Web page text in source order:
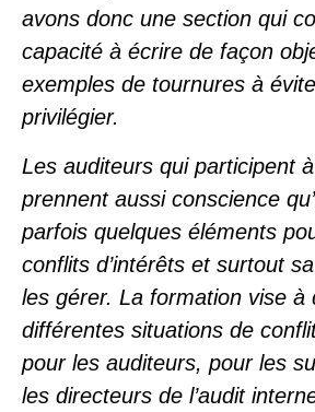
avons donc une section qui
capacité à écrire de façon
exemples de tournures à
privilégier.
Les auditeurs qui participent
prennent aussi conscience
parfois quelques éléments
conflits d’intérêts et surtout
les gérer. La formation vise à
différentes situations de
pour les auditeurs, pour les
les directeurs de l’audit